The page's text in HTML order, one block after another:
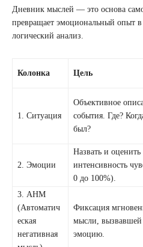
Дневник мыслей — это основа
превращает эмоциональный опыт в
логический анализ.
Колонка Цель
1. Ситуация
Объективное
события. Где?
был?
2. Эмоции
Назвать и оценить
интенсивность
0 до 100%).
3. АНМ
(Автоматич
еская
негативная
Фиксация
мысли, вызвавшей
эмоцию.